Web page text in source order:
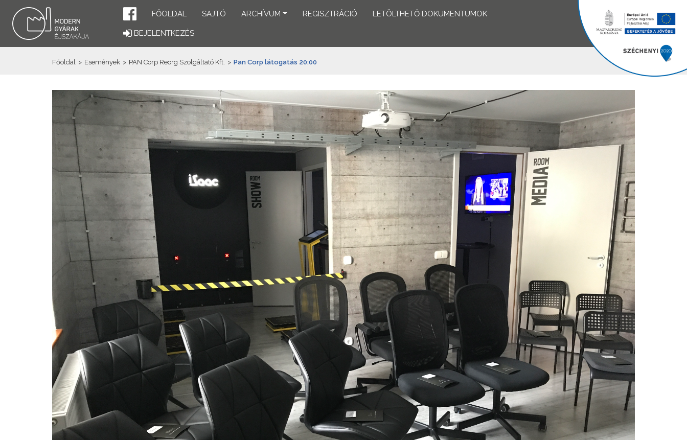
FŐOLDAL SAJTÓ ARCHÍVUM REGISZTRÁCIÓ LETÖLTHETŐ DOKUMENTUMOK
BEJELENTKEZÉS
Főoldal > Események > PAN Corp Reorg Szolgáltató Kft. > Pan Corp látogatás 20:00